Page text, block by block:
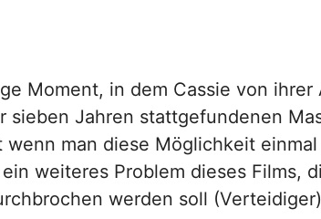
Moment, in dem Cassie von
sieben Jahren stattgefundenen
man diese Möglichkeit
weiteres Problem dieses Films,
werden soll